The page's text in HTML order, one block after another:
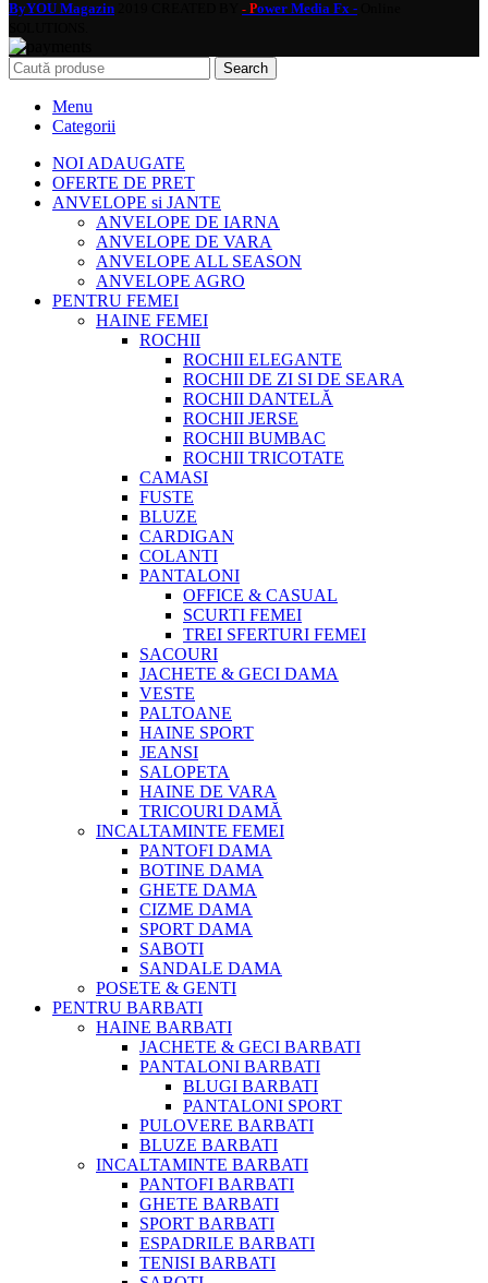
ByYOU Magazin - Power Media Fx -
Search
Menu
Categorii
NOI ADAUGATE
OFERTE DE PRET
ANVELOPE si JANTE
ANVELOPE DE IARNA
ANVELOPE DE VARA
ANVELOPE ALL SEASON
ANVELOPE AGRO
PENTRU FEMEI
HAINE FEMEI
ROCHII
ROCHII ELEGANTE
ROCHII DE ZI SI DE SEARA
ROCHII DANTELĂ
ROCHII JERSE
ROCHII BUMBAC
ROCHII TRICOTATE
CAMASI
FUSTE
BLUZE
CARDIGAN
COLANTI
PANTALONI
OFFICE & CASUAL
SCURTI FEMEI
TREI SFERTURI FEMEI
SACOURI
JACHETE & GECI DAMA
VESTE
PALTOANE
HAINE SPORT
JEANSI
SALOPETA
HAINE DE VARA
TRICOURI DAMĂ
INCALTAMINTE FEMEI
PANTOFI DAMA
BOTINE DAMA
GHETE DAMA
CIZME DAMA
SPORT DAMA
SABOTI
SANDALE DAMA
POSETE & GENTI
PENTRU BARBATI
HAINE BARBATI
JACHETE & GECI BARBATI
PANTALONI BARBATI
BLUGI BARBATI
PANTALONI SPORT
PULOVERE BARBATI
BLUZE BARBATI
INCALTAMINTE BARBATI
PANTOFI BARBATI
GHETE BARBATI
SPORT BARBATI
ESPADRILE BARBATI
TENISI BARBATI